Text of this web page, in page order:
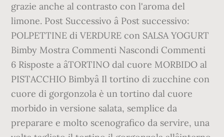
grazie anche al contrasto con l'aroma del
limone. Post Successivo â Post successivo:
POLPETTINE di VERDURE con SALSA YOGURT
Bimby Mostra Commenti Nascondi Commenti
6 Risposte a âTORTINO dal cuore MORBIDO al
PISTACCHIO Bimbyâ Il tortino di zucchine con
cuore di gorgonzola è un tortino dal cuore
morbido in versione salata, semplice da
preparare e molto scenografico da servire, una